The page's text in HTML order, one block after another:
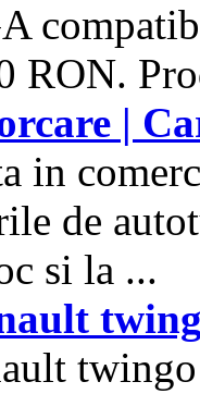
RON.
|
in
de
si la ...